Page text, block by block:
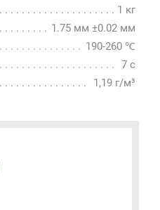
1 кг
1.75 мм ±0.02 мм
190-260 ℃
7 с
1,19 г/м³